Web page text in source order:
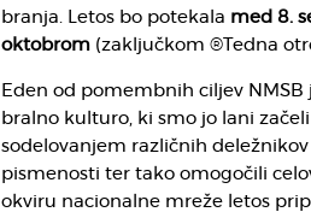
branja. Letos bo potekala med 8.
oktobrom (zaključkom ®Tedna
Eden od pomembnih ciljev
bralno kulturo, ki smo jo lani
sodelovanjem različnih
pismenosti ter tako omogočili
okviru nacionalne mreže letos